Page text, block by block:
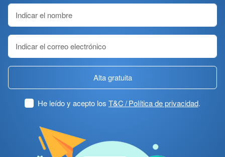
Alta gratuita
He leído y acepto los T&C / Política de privacidad.